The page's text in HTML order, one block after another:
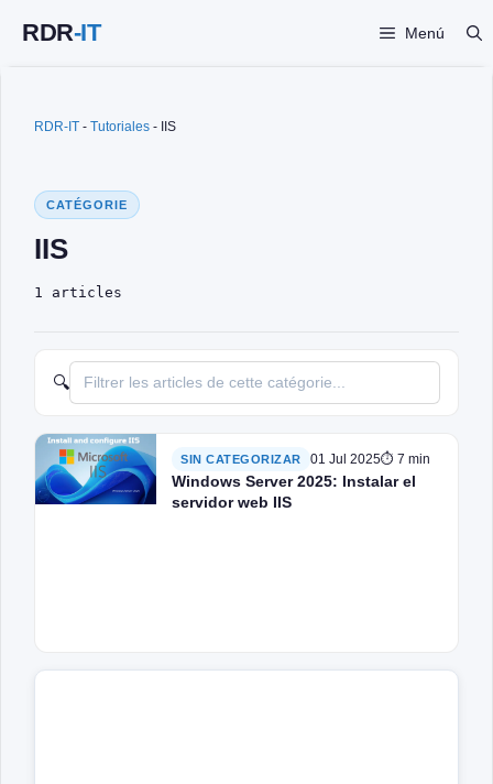
Menú
RDR-IT - Tutoriales - IIS
CATÉGORIE
IIS
1 articles
🔍
SIN CATEGORIZAR 01 Jul 2025⏱ 7 min
Windows Server 2025: Instalar el
servidor web IIS